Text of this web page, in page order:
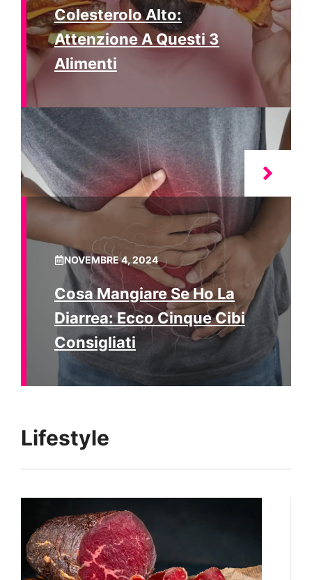
Colesterolo Alto:
Attenzione A Questi 3
Alimenti
NOVEMBRE 4, 2024
Cosa Mangiare Se Ho La
Diarrea: Ecco Cinque Cibi
Consigliati
Lifestyle